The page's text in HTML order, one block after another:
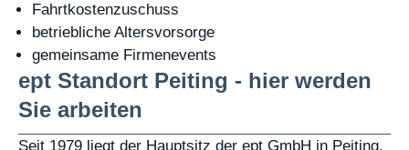
Fahrtkostenzuschuss
betriebliche Altersvorsorge
gemeinsame Firmenevents
ept Standort Peiting - hier werden
Sie arbeiten
Seit 1979 liegt der Hauptsitz der ept GmbH in Peiting.